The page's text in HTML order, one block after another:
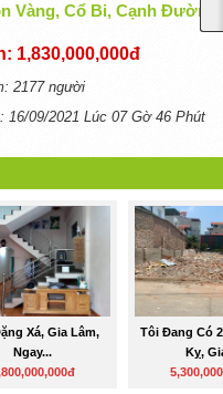
Vàng, Cổ Bi, Cạnh Đường
1,830,000,000đ
2177 người
16/09/2021 Lúc 07 Gờ 46 Phút
Xá, Gia Lâm,
Ngay...
Tôi Đang Có
Kỵ,